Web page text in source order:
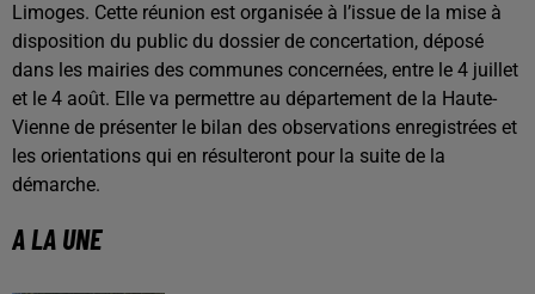
Limoges. Cette réunion est organisée à l’issue de la mise à
disposition du public du dossier de concertation, déposé
dans les mairies des communes concernées, entre le 4 juillet
et le 4 août. Elle va permettre au département de la Haute-
Vienne de présenter le bilan des observations enregistrées et
les orientations qui en résulteront pour la suite de la
démarche.
A LA UNE